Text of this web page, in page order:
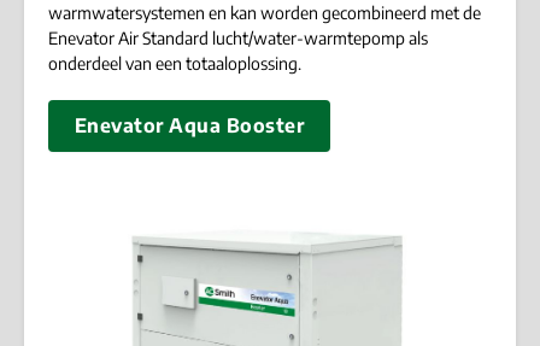
warmwatersystemen en kan worden gecombineerd met de
Enevator Air Standard lucht/water-warmtepomp als
onderdeel van een totaaloplossing.
Enevator Aqua Booster